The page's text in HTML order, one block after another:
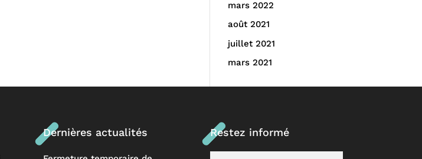
mars 2022
août 2021
juillet 2021
mars 2021
Dernières actualités Restez informé